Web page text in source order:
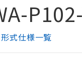
式仕様一覧